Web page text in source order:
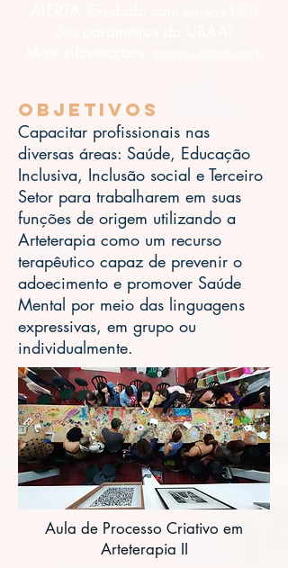
Objetivos
Capacitar profissionais nas
diversas áreas: Saúde, Educação
Inclusiva, Inclusão social e Terceiro
Setor para trabalharem em suas
funções de origem utilizando a
Arteterapia como um recurso
terapêutico capaz de prevenir o
adoecimento e promover Saúde
Mental por meio das linguagens
expressivas, em grupo ou
individualmente.
Aula de Processo Criativo em
Arteterapia II